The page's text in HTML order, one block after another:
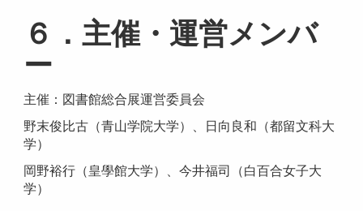
６．主催・運営メンバ
ー
主催：図書館総合展運営委員会
野末俊比古（青山学院大学）、日向良和（都留文科大
学）
岡野裕行（皇學館大学）、今井福司（白百合女子大
学）